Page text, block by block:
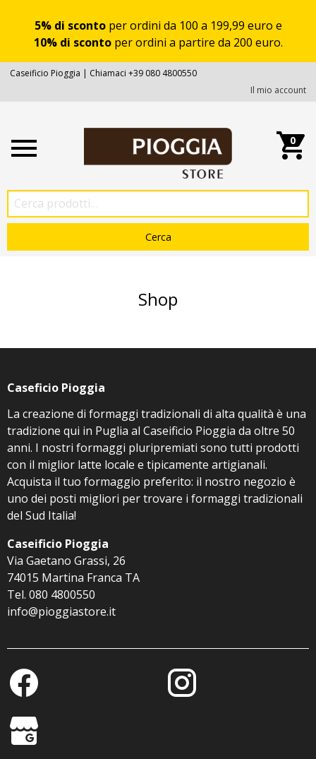
5% di scontoper ordini da 100 a 199,99 euro e
10% di scontoper ordini a partire da 200 euro.
Caseificio Pioggia | Chiamaci +39 080 4800550
Il mio account
0
Shop
Caseficio Pioggia
La creazione di formaggi tradizionali di alta qualità è una
tradizione qui in Puglia al Caseificio Pioggia da oltre 50
anni. I nostri formaggi pluripremiati sono tutti prodotti
con il miglior latte locale e tipicamente artigianali.
Acquista il tuo formaggio preferito: il nostro negozio è
uno dei posti migliori per trovare i formaggi tradizionali
del Sud Italia!
Caseificio Pioggia
Via Gaetano Grassi, 26
74015 Martina Franca TA
Tel. 080 4800550
info@pioggiastore.it